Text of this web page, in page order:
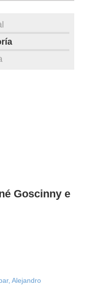
Goscinny e
Alejandro